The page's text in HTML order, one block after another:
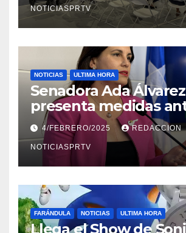
NOTICIASPRTV
NOTICIAS ULTIMA HORA
Senadora Ada Álvarez
presenta medidas
violencia en el
4/FEBRERO/2025 REDACCION
NOTICIASPRTV
FARÁNDULA NOTICIAS ULTIMA HORA
Llega el Show de